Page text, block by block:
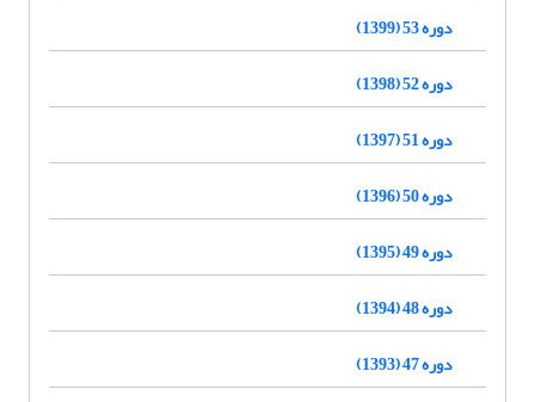
دوره 53 (1399)
دوره 52 (1398)
دوره 51 (1397)
دوره 50 (1396)
دوره 49 (1395)
دوره 48 (1394)
دوره 47 (1393)